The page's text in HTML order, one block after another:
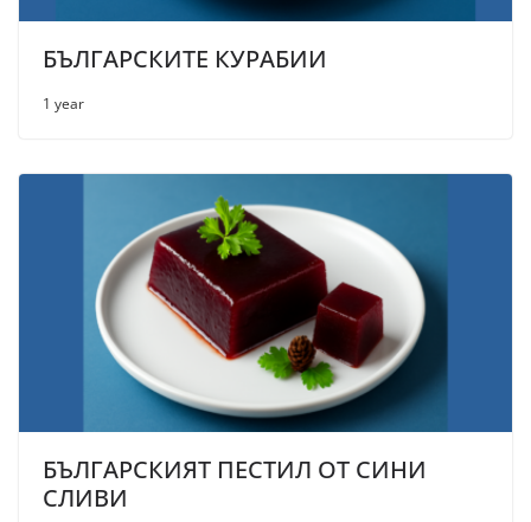
БЪЛГАРСКИТЕ КУРАБИИ
1 year
БЪЛГАРСКИЯТ ПЕСТИЛ ОТ СИНИ
СЛИВИ